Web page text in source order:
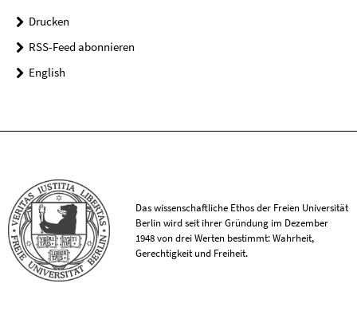
Drucken
RSS-Feed abonnieren
English
Das wissenschaftliche Ethos der Freien Universität
Berlin wird seit ihrer Gründung im Dezember
1948 von drei Werten bestimmt: Wahrheit,
Gerechtigkeit und Freiheit.